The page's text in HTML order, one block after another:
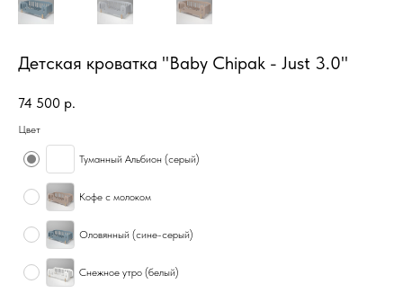
Детская кроватка "Baby Chipak - Just 3.0"
74 500 р.
Цвет
Туманный Альбион (серый)
Кофе с молоком
Оловянный (сине-серый)
Снежное утро (белый)